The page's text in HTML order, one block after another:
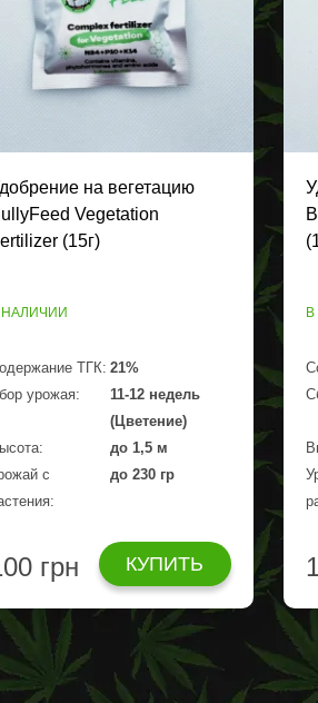
на вегетацию
Vegetation
(15г)
НАЛИЧИИ
ТГК: 21%
урожая:
11-12 недель
(Цветение)
до 1,5 м
с
до 230 гр
грн КУПИТЬ